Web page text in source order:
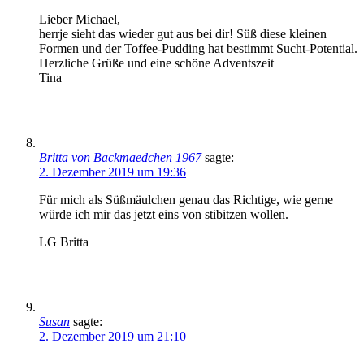
Lieber Michael,
herrje sieht das wieder gut aus bei dir! Süß diese kleinen
Formen und der Toffee-Pudding hat bestimmt Sucht-Potential.
Herzliche Grüße und eine schöne Adventszeit
Tina
Britta von Backmaedchen 1967 sagte:
2. Dezember 2019 um 19:36
Für mich als Süßmäulchen genau das Richtige, wie gerne
würde ich mir das jetzt eins von stibitzen wollen.
LG Britta
Susan sagte:
2. Dezember 2019 um 21:10